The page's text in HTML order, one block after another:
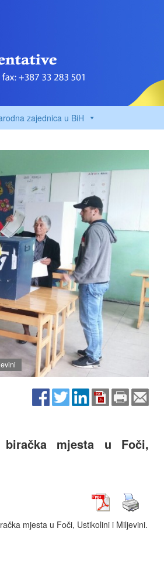
zajednica u BiH
biračka mjesta u Foči,
mjesta u Foči, Ustikolini i Miljevini.